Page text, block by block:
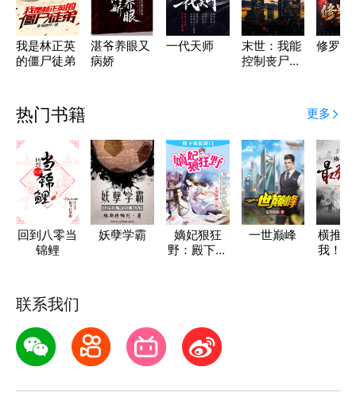
我是林正英
的僵尸徒弟
湛爷养眼又
病娇
一代天师
末世：我能
控制丧尸进
修罗圣
热门书籍 更多
回到八零当
锦鲤
妖孽学霸
嫡妃狠狂
野：殿下休
一世巅峰
横推
我！
联系我们